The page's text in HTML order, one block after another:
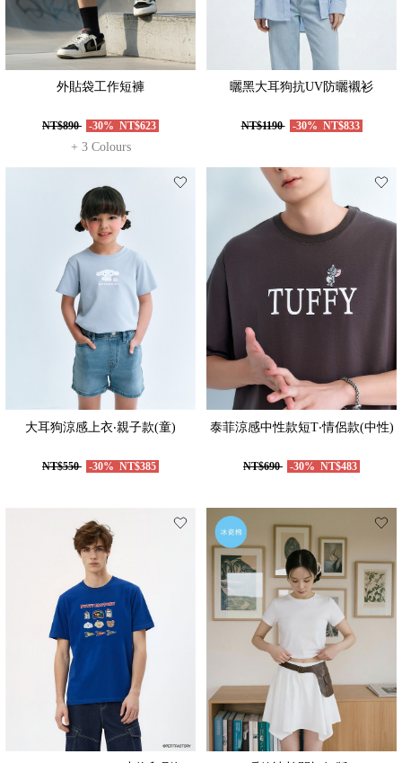
外貼袋工作短褲
NT$890 -30% NT$623
+ 3 Colours
曬黑大耳狗抗UV防曬襯衫
NT$1190 -30% NT$833
大耳狗涼感上衣‧親子款(童)
NT$550 -30% NT$385
泰菲涼感中性款短T‧情侶款(中性)
NT$690 -30% NT$483